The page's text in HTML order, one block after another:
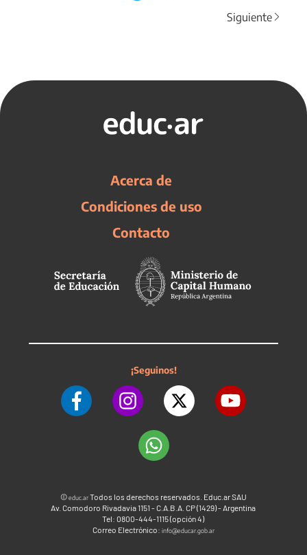
Siguiente
Acerca de
Condiciones de uso
Contacto
¡Seguinos!
©educ.arTodos los derechos reservados. Educ.ar SAU
Av. Comodoro Rivadavia 1151 - C.A.B.A. CP (1429) - Argentina
Tel: 0800-444-1115 (opción 4)
Correo Electrónico: info@educar.gob.ar